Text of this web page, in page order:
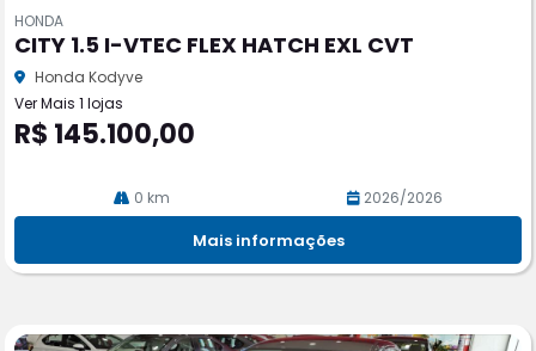
pa
rtil
he
HONDA
CITY 1.5 I-VTEC FLEX HATCH EXL CVT
Honda Kodyve
Ver Mais 1 lojas
R$ 145.100,00
0 km 2026/2026
Mais informações